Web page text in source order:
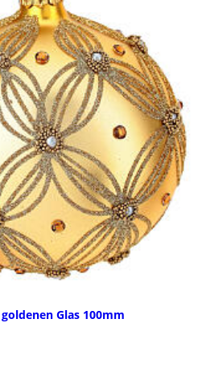
Glas 100mm